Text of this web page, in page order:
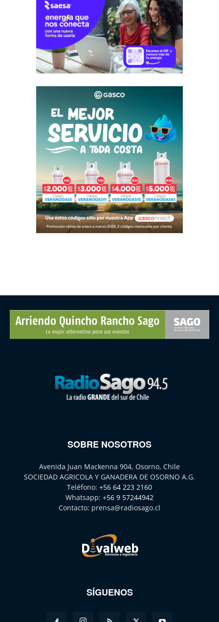
SOBRE NOSOTROS
Avenida Juan Mackenna 904, Osorno, Chile
SOCIEDAD AGRICOLA Y GANADERA DE OSORNO A.G.
Teléfono: +56 64 223 2160
Whatsapp: +56 9 57244942
Contacto: prensa@radiosago.cl
SÍGUENOS